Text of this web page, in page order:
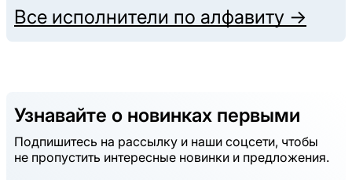
Все исполнители по алфавиту →
Узнавайте о новинках первыми
Подпишитесь на рассылку и наши соцсети, чтобы
не пропустить интересные новинки и предложения.